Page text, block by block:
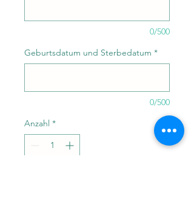
0/500
Geburtsdatum und Sterbedatum *
0/500
Anzahl *